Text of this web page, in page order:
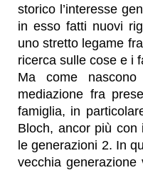
storico l’interesse
in esso fatti nuovi
uno stretto legame
ricerca sulle cose e i
Ma come
mediazione fra
famiglia, in
Bloch, ancor più con
le generazioni 2. In
vecchia